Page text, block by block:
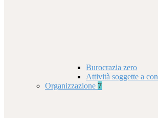
Burocrazia zero
Attività soggette a
Organizzazione 7